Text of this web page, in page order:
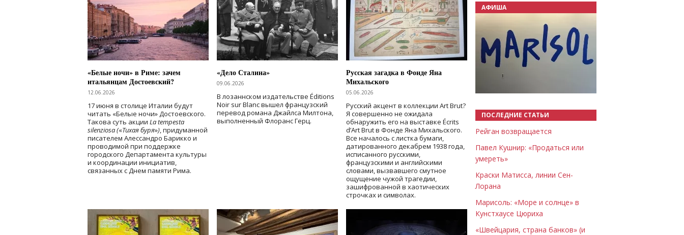
«Белые ночи» в Риме: зачем
итальянцам Достоевский?
12.06.2026
17 июня в столице Италии будут
читать «Белые ночи» Достоевского.
Такова суть акции La tempesta
silenziosa («Тихая буря»), придуманной
писателем Алессандро Барикко и
проводимой при поддержке
городского Департамента культуры
и координации инициатив,
связанных с Днем памяти Рима.
«Дело Сталина»
09.06.2026
В лозаннском издательстве Éditions
Noir sur Blanc вышел французский
перевод романа Джайлса Милтона,
выполненный Флоранс Герц.
Русская загадка в Фонде Яна
Михальского
05.06.2026
Русский акцент в коллекции Art Brut?
Я совершенно не ожидала
обнаружить его на выставке Écrits
d’Art Brut в Фонде Яна Михальского.
Все началось с листка бумаги,
датированного декабрем 1938 года,
исписанного русскими,
французскими и английскими
словами, вызвавшего смутное
ощущение чужой трагедии,
зашифрованной в хаотических
строчках и символах.
АФИША
ПОСЛЕДНИЕ СТАТЬИ
Рейган возвращается
Павел Кушнир: «Продаться или
умереть»
Краски Матисса, линии Сен-
Лорана
Марисоль: «Море и солнце» в
Кунстхаусе Цюриха
«Швейцария, страна банков» (и